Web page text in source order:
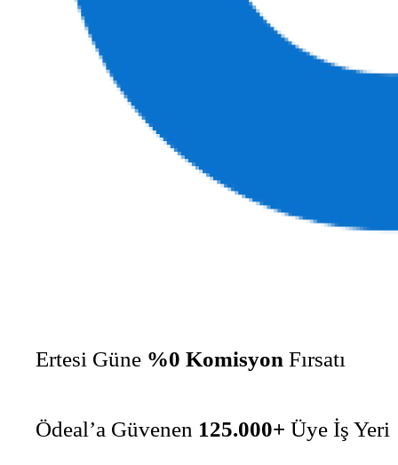
Ertesi Güne %0 Komisyon Fırsatı
Ödeal’a Güvenen 125.000+ Üye İş Yeri